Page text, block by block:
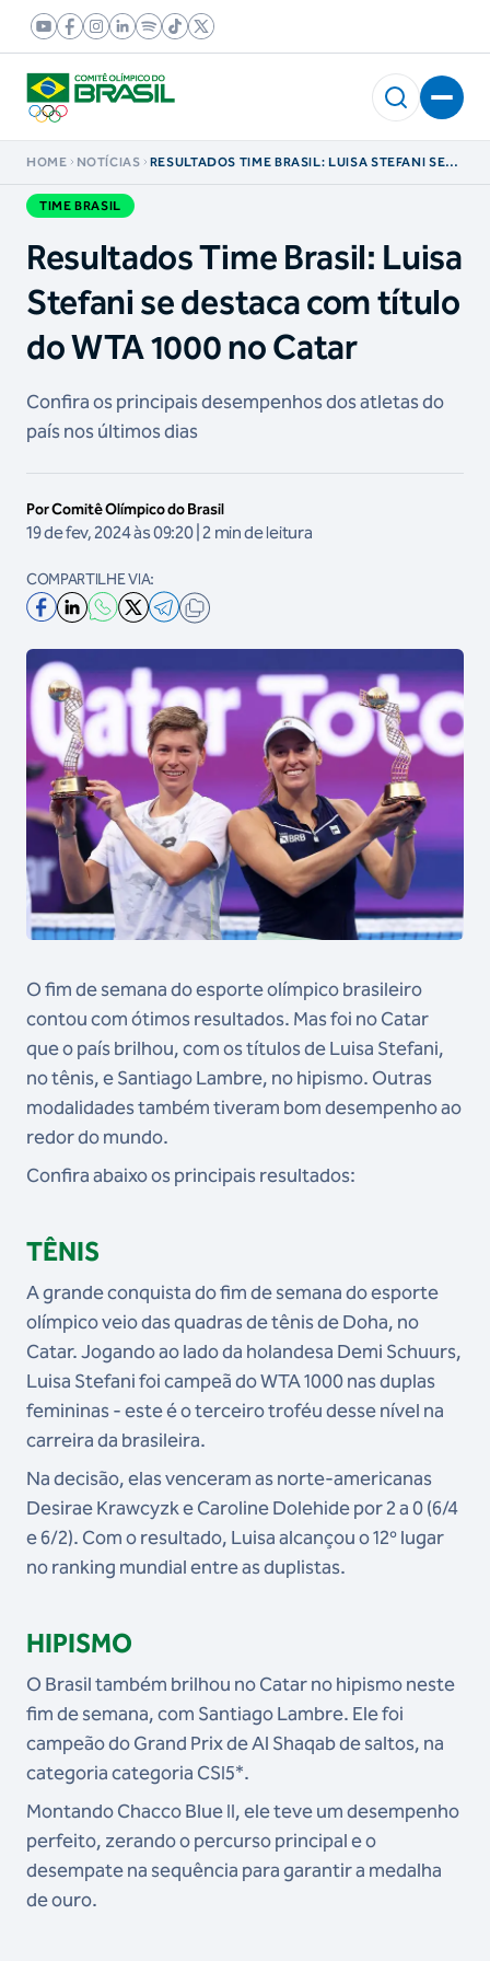
HOME NOTÍCIAS
RESULTADOS TIME BRASIL: LUISA STEFANI SE
TIME BRASIL
Resultados Time Brasil: Luisa
Stefani se destaca com título
do WTA 1000 no Catar
Confira os principais desempenhos dos atletas do
país nos últimos dias
Por Comitê Olímpico do Brasil
19 de fev, 2024 às 09:20 | 2 min de leitura
COMPARTILHE VIA:
O fim de semana do esporte olímpico brasileiro
contou com ótimos resultados. Mas foi no Catar
que o país brilhou, com os títulos de Luisa Stefani,
no tênis, e Santiago Lambre, no hipismo. Outras
modalidades também tiveram bom desempenho ao
redor do mundo.
Confira abaixo os principais resultados:
TÊNIS
A grande conquista do fim de semana do esporte
olímpico veio das quadras de tênis de Doha, no
Catar. Jogando ao lado da holandesa Demi Schuurs,
Luisa Stefani foi campeã do WTA 1000 nas duplas
femininas - este é o terceiro troféu desse nível na
carreira da brasileira.
Na decisão, elas venceram as norte-americanas
Desirae Krawcyzk e Caroline Dolehide por 2 a 0 (6/4
e 6/2). Com o resultado, Luisa alcançou o 12º lugar
no ranking mundial entre as duplistas.
HIPISMO
O Brasil também brilhou no Catar no hipismo neste
fim de semana, com Santiago Lambre. Ele foi
campeão do Grand Prix de Al Shaqab de saltos, na
categoria categoria CSI5*.
Montando Chacco Blue II, ele teve um desempenho
perfeito, zerando o percurso principal e o
desempate na sequência para garantir a medalha
de ouro.